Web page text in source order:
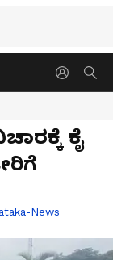
ಕೈ
News